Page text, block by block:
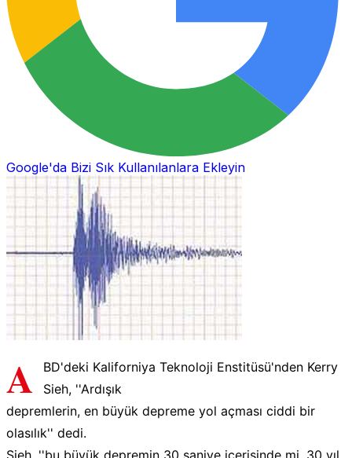
Google'da Bizi Sık Kullanılanlara Ekleyin
A
BD'deki Kaliforniya Teknoloji Enstitüsü'nden Kerry
Sieh, ''Ardışık
depremlerin, en büyük depreme yol açması ciddi bir
olasılık'' dedi.